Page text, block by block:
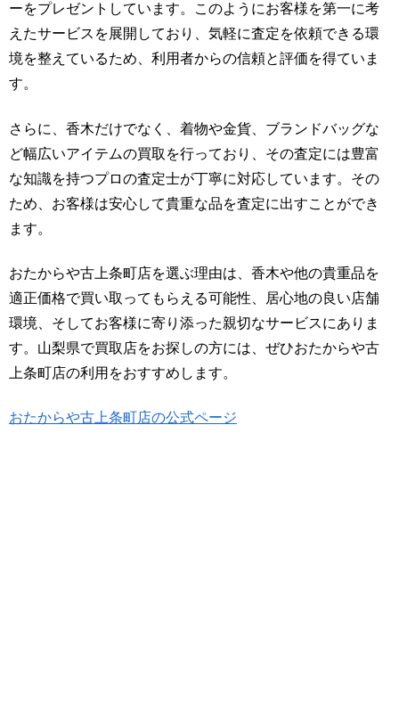
ーをプレゼントしています。このようにお客様を第一に考
えたサービスを展開しており、気軽に査定を依頼できる環
境を整えているため、利用者からの信頼と評価を得ていま
す。
さらに、香木だけでなく、着物や金貨、ブランドバッグな
ど幅広いアイテムの買取を行っており、その査定には豊富
な知識を持つプロの査定士が丁寧に対応しています。その
ため、お客様は安心して貴重な品を査定に出すことができ
ます。
おたからや古上条町店を選ぶ理由は、香木や他の貴重品を
適正価格で買い取ってもらえる可能性、居心地の良い店舗
環境、そしてお客様に寄り添った親切なサービスにありま
す。山梨県で買取店をお探しの方には、ぜひおたからや古
上条町店の利用をおすすめします。
おたからや古上条町店の公式ページ